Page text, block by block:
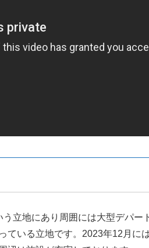
立地にあり周囲には大型デパー
ている立地です。2023年12月に